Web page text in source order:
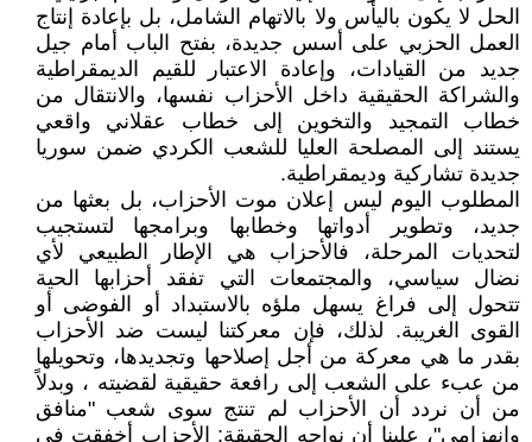
الحل لا يكون باليأس ولا بالاتهام الشامل، بل بإعادة إنتاج
العمل الحزبي على أسس جديدة، بفتح الباب أمام جيل
جديد من القيادات، وإعادة الاعتبار للقيم الديمقراطية
والشراكة الحقيقية داخل الأحزاب نفسها، والانتقال من
خطاب التمجيد والتخوين إلى خطاب عقلاني واقعي
يستند إلى المصلحة العليا للشعب الكردي ضمن سوريا
جديدة تشاركية وديمقراطية.
المطلوب اليوم ليس إعلان موت الأحزاب، بل بعثها من
جديد، وتطوير أدواتها وخطابها وبرامجها لتستجيب
لتحديات المرحلة، فالأحزاب هي الإطار الطبيعي لأي
نضال سياسي، والمجتمعات التي تفقد أحزابها الحية
تتحول إلى فراغ يسهل ملؤه بالاستبداد أو الفوضى أو
القوى الغريبة. لذلك، فإن معركتنا ليست ضد الأحزاب
بقدر ما هي معركة من أجل إصلاحها وتجديدها، وتحويلها
من عبء على الشعب إلى رافعة حقيقية لقضيته ، وبدلاً
من أن نردد أن الأحزاب لم تنتج سوى شعب "منافق
وانهزامي"، علينا أن نواجه الحقيقة: الأحزاب أخفقت في